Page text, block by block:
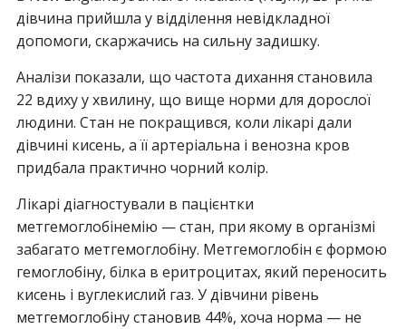
дівчина прийшла у відділення невідкладної
допомоги, скаржачись на сильну задишку.
Аналізи показали, що частота дихання становила
22 вдиху у хвилину, що вище норми для дорослої
людини. Стан не покращився, коли лікарі дали
дівчині кисень, а її артеріальна і венозна кров
придбала практично чорний колір.
Лікарі діагностували в пацієнтки
метгемоглобінемію — стан, при якому в організмі
забагато метгемоглобіну. Метгемоглобін є формою
гемоглобіну, білка в еритроцитах, який переносить
кисень і вуглекислий газ. У дівчини рівень
метгемоглобіну становив 44%, хоча норма — не